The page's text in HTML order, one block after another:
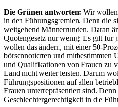
Die Grünen antworten: Wir
in den Führungsgremien. Denn die
weitgehend Männerrunden. Daran
Quotengesetz nur wenig: Es gilt für
wollen das ändern, mit einer 50-
börsennotierten und mitbestimmten
und Qualifikationen von Frauen zu
Land nicht weiter leisten. Darum
Führungspositionen auf allen
Frauen unterrepräsentiert sind.
Geschlechtergerechtigkeit in die